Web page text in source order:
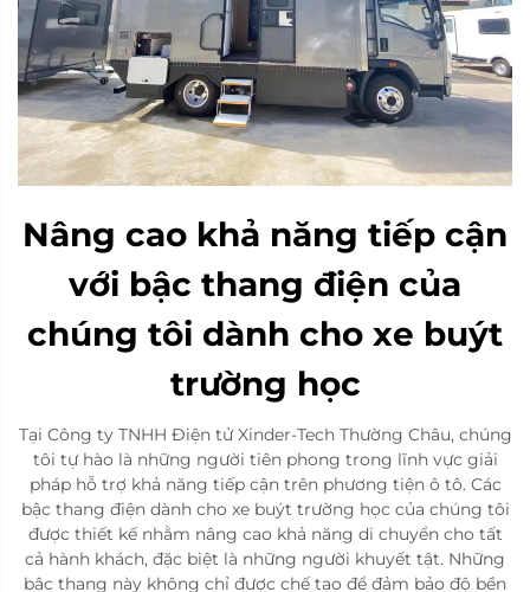
Nâng cao khả năng tiếp cận
với bậc thang điện của
chúng tôi dành cho xe buýt
trường học
Tại Công ty TNHH Điện tử Xinder-Tech Thường Châu, chúng
tôi tự hào là những người tiên phong trong lĩnh vực giải
pháp hỗ trợ khả năng tiếp cận trên phương tiện ô tô. Các
bậc thang điện dành cho xe buýt trường học của chúng tôi
được thiết kế nhằm nâng cao khả năng di chuyển cho tất
cả hành khách, đặc biệt là những người khuyết tật. Những
bậc thang này không chỉ được chế tạo để đảm bảo độ bền